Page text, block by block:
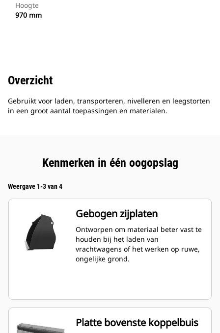
Hoogte
970 mm
Overzicht
Gebruikt voor laden, transporteren, nivelleren en leegstorten
in een groot aantal toepassingen en materialen.
Kenmerken in één oogopslag
Weergave 1-3 van 4
Gebogen zijplaten
Ontworpen om materiaal beter vast te
houden bij het laden van
vrachtwagens of het werken op ruwe,
ongelijke grond.
Platte bovenste koppelbuis